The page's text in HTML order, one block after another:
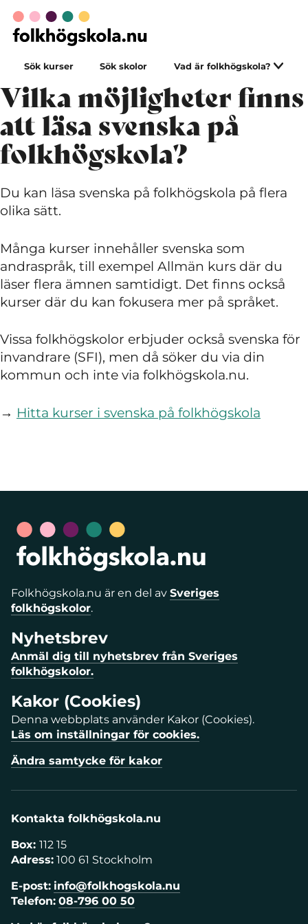
Sök kurser Sök skolor Vad är folkhögskola?
Vilka möjligheter finns
att läsa svenska på
folkhögskola?
Du kan läsa svenska på folkhögskola på flera
olika sätt.
Många kurser innehåller svenska som
andraspråk, till exempel Allmän kurs där du
läser flera ämnen samtidigt. Det finns också
kurser där du kan fokusera mer på språket.
Vissa folkhögskolor erbjuder också svenska för
invandrare (SFI), men då söker du via din
kommun och inte via folkhögskola.nu.
→ Hitta kurser i svenska på folkhögskola
Folkhögskola.nu är en del av Sveriges
folkhögskolor.
Nyhetsbrev
Anmäl dig till nyhetsbrev från Sveriges
folkhögskolor.
Kakor (Cookies)
Denna webbplats använder Kakor (Cookies).
Läs om inställningar för cookies.
Ändra samtycke för kakor
Kontakta folkhögskola.nu
Box: 112 15
Adress: 100 61 Stockholm
E-post: info@folkhogskola.nu
Telefon: 08-796 00 50